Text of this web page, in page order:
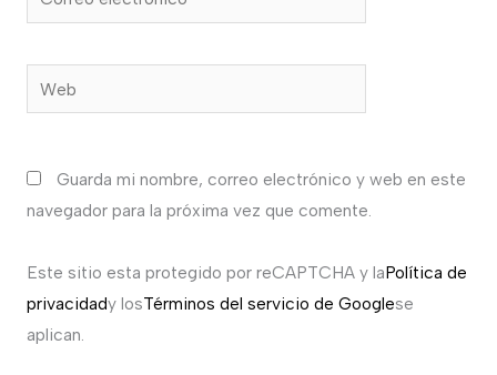
electrónico*
Web
Guarda mi nombre, correo electrónico y web en este
navegador para la próxima vez que comente.
Este sitio esta protegido por reCAPTCHA y laPolítica de
privacidady losTérminos del servicio de Googlese
aplican.